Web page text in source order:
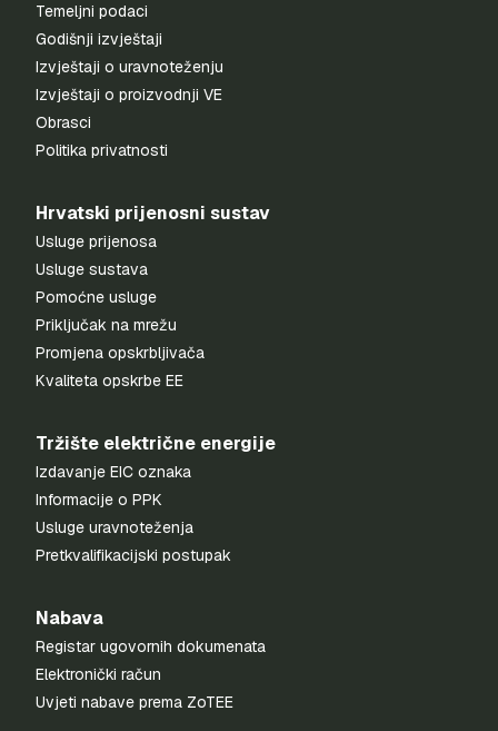
Temeljni podaci
Godišnji izvještaji
Izvještaji o uravnoteženju
Izvještaji o proizvodnji VE
Obrasci
Politika privatnosti
Hrvatski prijenosni sustav
Usluge prijenosa
Usluge sustava
Pomoćne usluge
Priključak na mrežu
Promjena opskrbljivača
Kvaliteta opskrbe EE
Tržište električne energije
Izdavanje EIC oznaka
Informacije o PPK
Usluge uravnoteženja
Pretkvalifikacijski postupak
Nabava
Registar ugovornih dokumenata
Elektronički račun
Uvjeti nabave prema ZoTEE